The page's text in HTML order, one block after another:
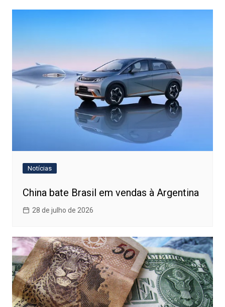
Notícias
China bate Brasil em vendas à Argentina
28 de julho de 2026